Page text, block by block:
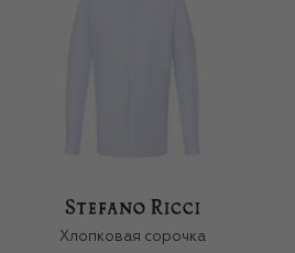
Хлопковая сорочка